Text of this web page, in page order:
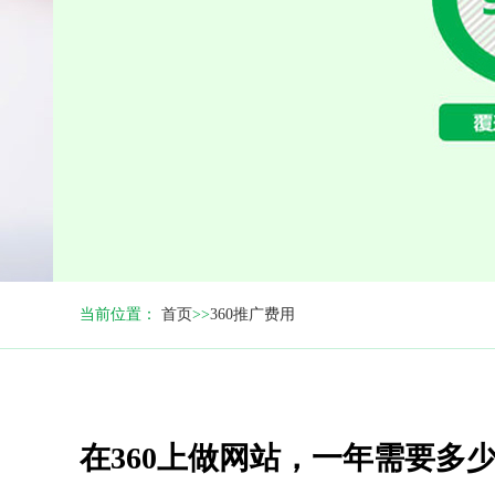
当前位置： 首页>>360推广费用
在360上做网站，一年需要多